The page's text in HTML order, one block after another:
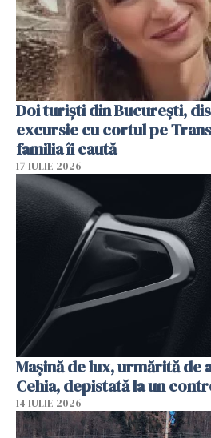
Doi turiști din București,
excursie cu cortul pe
familia îi caută
17 IULIE 2026
Mașină de lux, urmărită
Cehia, depistată la un
14 IULIE 2026